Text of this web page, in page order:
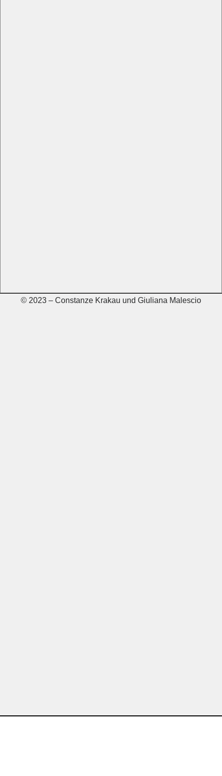
© 2023 – Constanze Krakau und Giuliana Malescio